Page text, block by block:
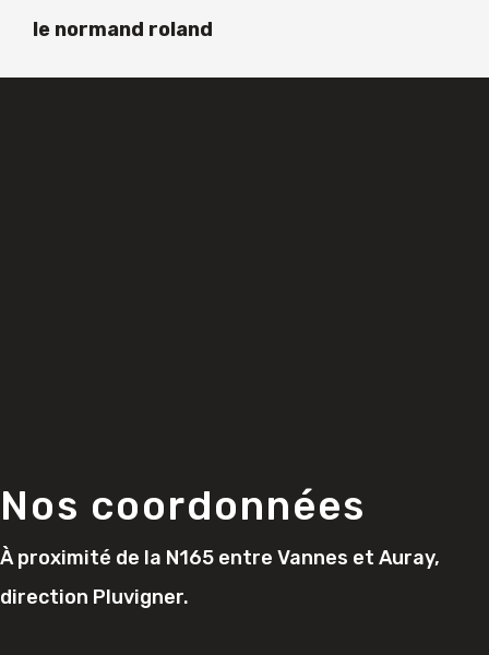
le normand roland
Nos coordonnées
À proximité de la N165 entre Vannes et Auray,
direction Pluvigner.